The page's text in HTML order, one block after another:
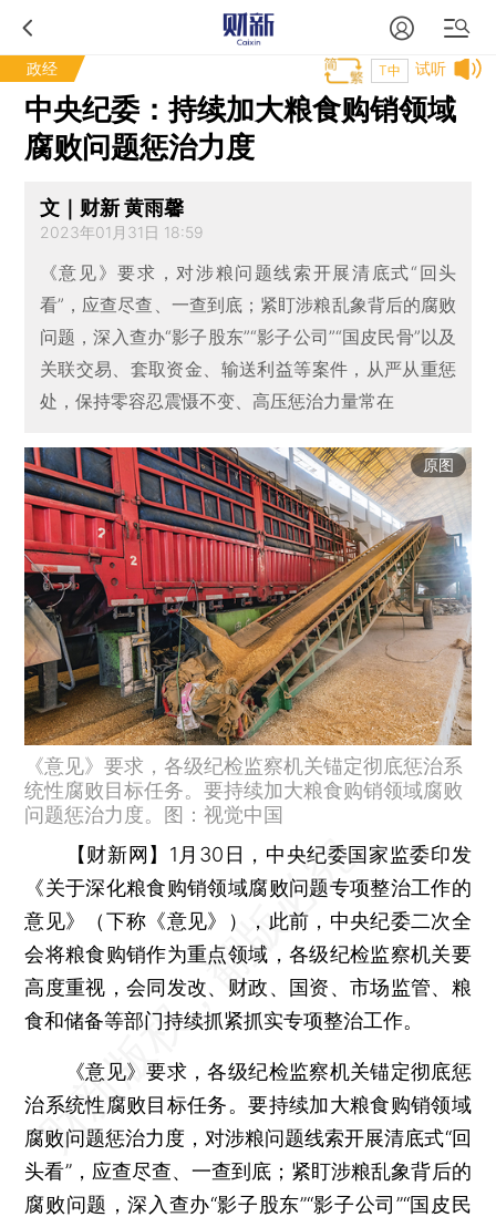
政经 试听
T中
中央纪委：持续加大粮食购销领域
腐败问题惩治力度
文｜财新 黄雨馨
2023年01月31日 18:59
《意见》要求，对涉粮问题线索开展清底式“回头
看”，应查尽查、一查到底；紧盯涉粮乱象背后的腐败
问题，深入查办“影子股东”“影子公司”“国皮民骨”以及
关联交易、套取资金、输送利益等案件，从严从重惩
处，保持零容忍震慑不变、高压惩治力量常在
原图
《意见》要求，各级纪检监察机关锚定彻底惩治系
统性腐败目标任务。要持续加大粮食购销领域腐败
问题惩治力度。图：视觉中国
【财新网】 1月30日，中央纪委国家监委印发
《关于深化粮食购销领域腐败问题专项整治工作的
意见》（下称《意见》），此前，中央纪委二次全
会将粮食购销作为重点领域，各级纪检监察机关要
高度重视，会同发改、财政、国资、市场监管、粮
食和储备等部门持续抓紧抓实专项整治工作。
《意见》要求，各级纪检监察机关锚定彻底惩
治系统性腐败目标任务。要持续加大粮食购销领域
腐败问题惩治力度，对涉粮问题线索开展清底式“回
头看”，应查尽查、一查到底；紧盯涉粮乱象背后的
腐败问题，深入查办“影子股东”“影子公司”“国皮民